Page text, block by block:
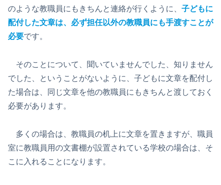
のような教職員にもきちんと連絡が行くように、 子どもに
配付した文章は、必ず担任以外の教職員にも手渡すことが
必要です。
そのことについて、聞いていませんでした、知りません
でした、ということがないように、子どもに文章を配付し
た場合は、同じ文章を他の教職員にもきちんと渡しておく
必要があります。
多くの場合は、教職員の机上に文章を置きますが、職員
室に教職員用の文書棚が設置されている学校の場合は、そ
こに入れることになります。